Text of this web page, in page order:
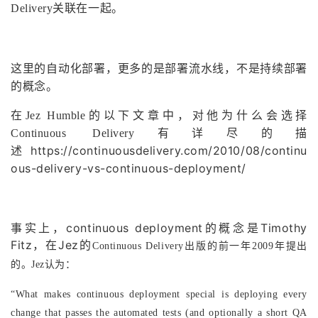
Delivery关联在一起。
这里的自动化部署，更多的是部署流水线，不是持续部署
的概念。
在Jez Humble的以下文章中，对他为什么会选择
Continuous Delivery有详尽的描
述 https://continuousdelivery.com/2010/08/continu
ous-delivery-vs-continuous-deployment/
事实上，continuous deployment的概念是Timothy
Fitz，在Jez的Continuous Delivery出版的前一年2009年提出
的。Jez认为：
“What makes continuous deployment special is deploying every
change that passes the automated tests (and optionally a short QA